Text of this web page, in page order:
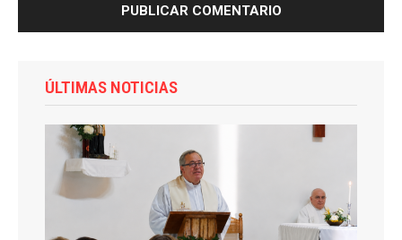
ÚLTIMAS NOTICIAS